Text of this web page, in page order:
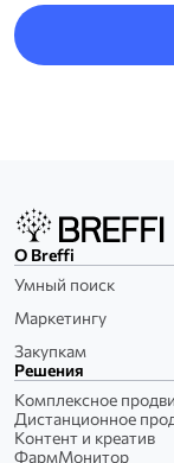
O Breffi
Умный поиск
Маркетингу
Закупкам
Решения
Комплексное
Дистанционное
Контент и креатив
ФармМонитор